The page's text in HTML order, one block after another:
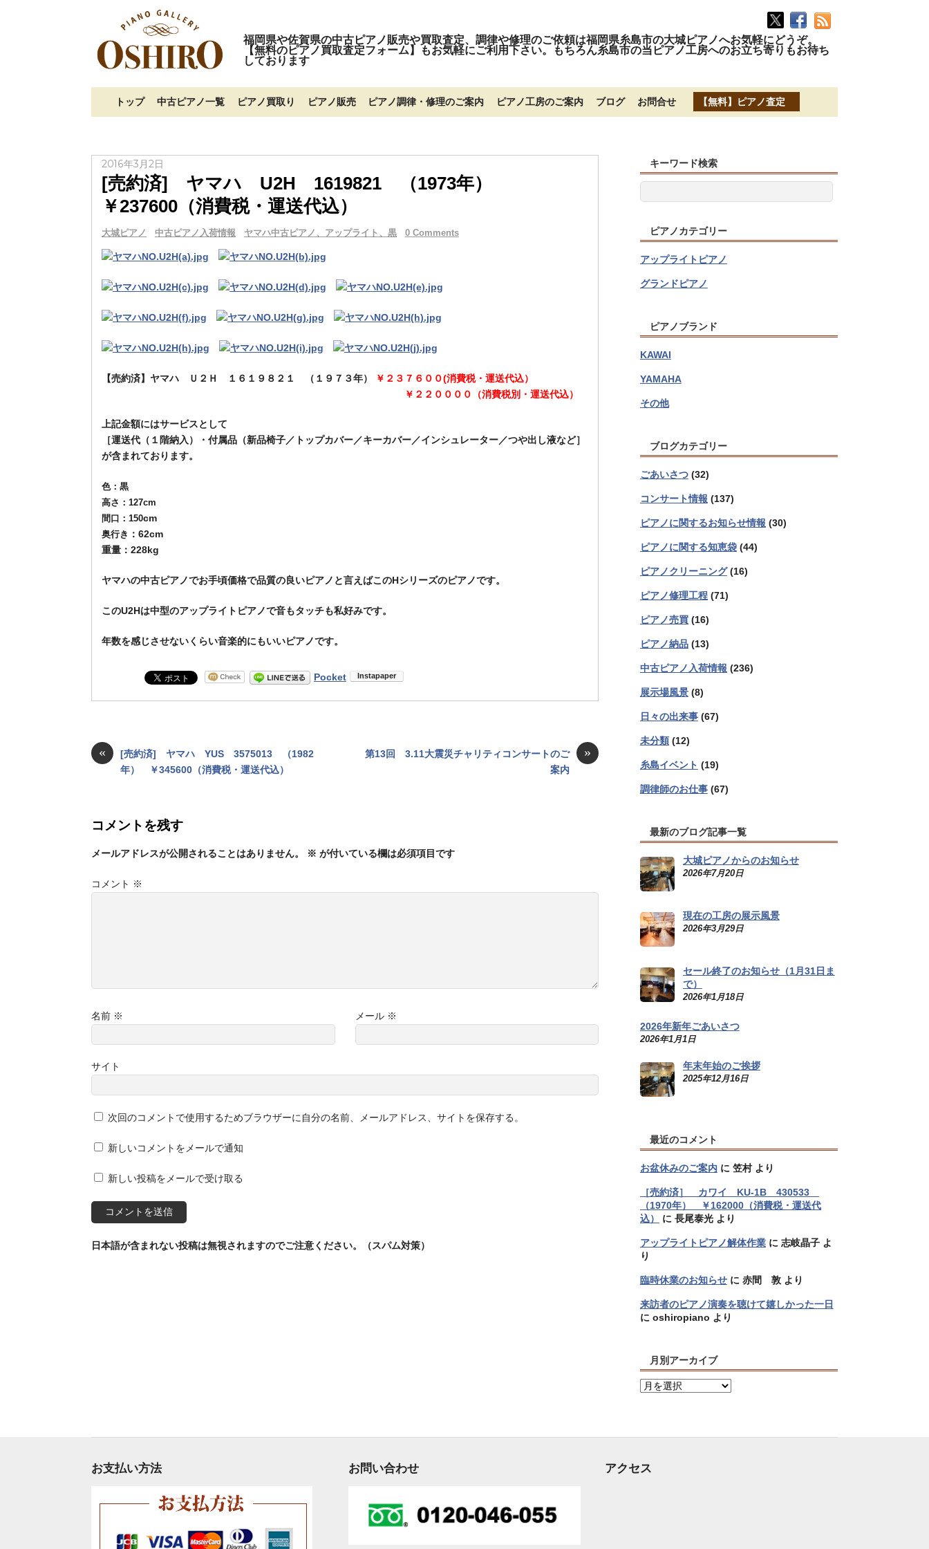
福岡県や佐賀県の中古ピアノ販売や買取査定、調律や修理のご依頼は福岡県糸島市の大城ピアノへお気軽にどうぞ。
【無料のピアノ買取査定フォーム】もお気軽にご利用下さい。もちろん糸島市の当ピアノ工房へのお立ち寄りもお待ち
しております
トップ 中古ピアノ一覧 ピアノ買取り ピアノ販売 ピアノ調律・修理のご案内 ピアノ工房のご案内 ブログ お問合せ 【無料】ピアノ査定
2016年3月2日
[売約済] ヤマハ U2H 1619821 （1973年）
￥237600（消費税・運送代込）
大城ピアノ 中古ピアノ入荷情報 ヤマハ中古ピアノ、アップライト、黒 0 Comments
【売約済】ヤマハ Ｕ２Ｈ １６１９８２１ （１９７３年）
￥２３７６００(消費税・運送代込）
￥２２００００（消費税別・運送代込）
上記金額にはサービスとして
［運送代（１階納入）
・付属品（新品椅子／トップカバー／キーカバー／インシュレーター／つや出し液など］
が含まれております。
色：黒
高さ：127cm
間口：150cm
奥行き ：62cm
重量：228kg
ヤマハの中古ピアノでお手頃価格で品質の良いピアノと言えばこのHシリーズのピアノです。
このU2Hは中型のアップライトピアノで音もタッチも私好みです。
年数を感じさせないくらい音楽的にもいいピアノです。
Pocket
«
[売約済] ヤマハ YUS 3575013 （1982
年） ￥345600（消費税・運送代込）
»
第13回 3.11大震災チャリティコンサートのご
案内
コメントを残す
メールアドレスが公開されることはありません。 ※ が付いている欄は必須項目です
コメント ※
名前 ※ メール ※
サイト
次回のコメントで使用するためブラウザーに自分の名前、メールアドレス、サイトを保存する。
新しいコメントをメールで通知
新しい投稿をメールで受け取る
日本語が含まれない投稿は無視されますのでご注意ください。（スパム対策）
キーワード検索
ピアノカテゴリー
アップライトピアノ
グランドピアノ
ピアノブランド
KAWAI
YAMAHA
その他
ブログカテゴリー
ごあいさつ(32)
コンサート情報 (137)
ピアノに関するお知らせ情報 (30)
ピアノに関する知恵袋(44)
ピアノクリーニング(16)
ピアノ修理工程(71)
ピアノ売買(16)
ピアノ納品(13)
中古ピアノ入荷情報 (236)
展示場風景(8)
日々の出来事(67)
未分類(12)
糸島イベント (19)
調律師のお仕事(67)
最新のブログ記事一覧
大城ピアノからのお知らせ
2026年7月20日
現在の工房の展示風景
2026年3月29日
セール終了のお知らせ（1月31日ま
で）
2026年1月18日
2026年新年ごあいさつ
2026年1月1日
年末年始のご挨拶
2025年12月16日
最近のコメント
お盆休みのご案内に 笠村より
［売約済］ カワイ KU-1B 430533
（1970年） ￥162000（消費税・運送代
込）
に 長尾泰光より
アップライトピアノ解体作業に 志岐晶子よ
り
臨時休業のお知らせに 赤間 敦より
来訪者のピアノ演奏を聴けて嬉しかった一日
に oshiropiano より
月別アーカイブ
月
イ
お支払い方法 お問い合わせ アクセス